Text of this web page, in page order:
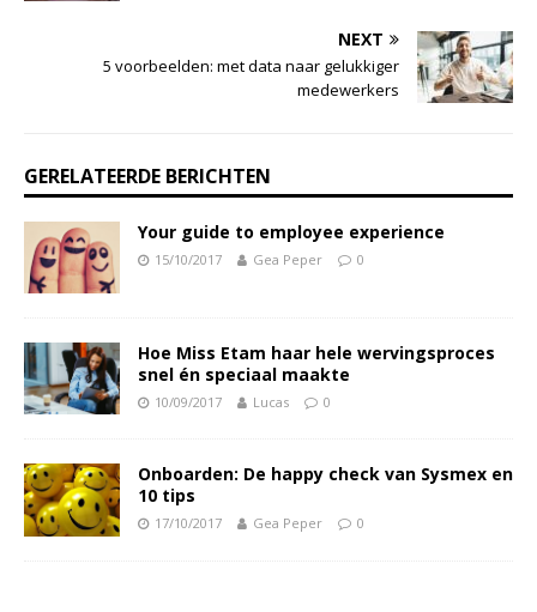
NEXT
5 voorbeelden: met data naar gelukkiger
medewerkers
GERELATEERDE BERICHTEN
Your guide to employee experience
15/10/2017 Gea Peper 0
Hoe Miss Etam haar hele wervingsproces
snel én speciaal maakte
10/09/2017 Lucas 0
Onboarden: De happy check van Sysmex en
10 tips
17/10/2017 Gea Peper 0